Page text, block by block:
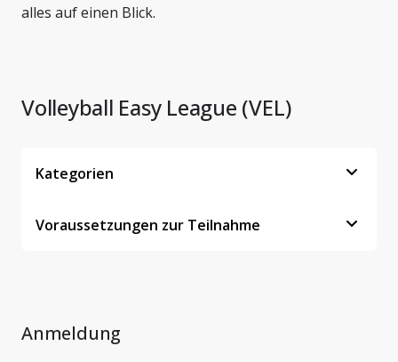
alles auf einen Blick.
Volleyball Easy League (VEL)
Kategorien
Voraussetzungen zur Teilnahme
Anmeldung